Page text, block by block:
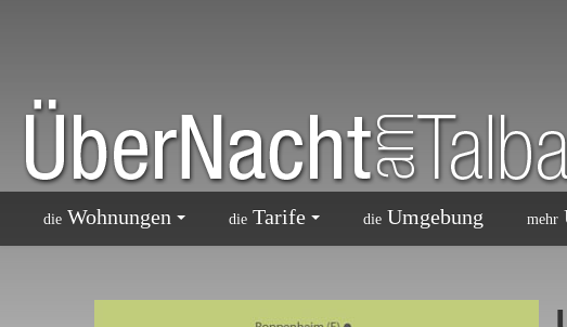
die Wohnungen die Tarife die Umgebung mehr